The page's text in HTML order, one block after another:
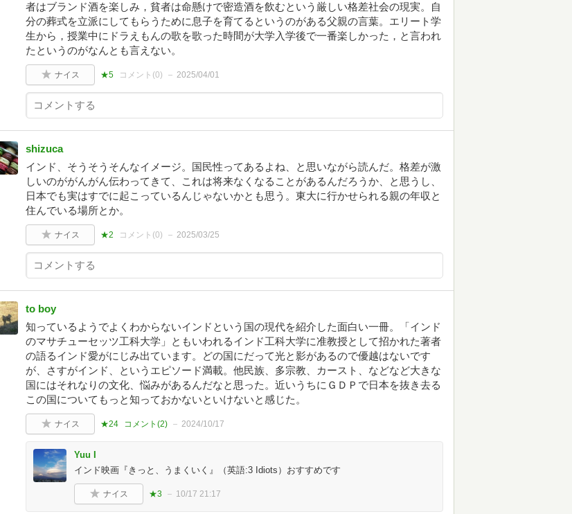
者はブランド酒を楽しみ，貧者は命懸けで密造酒を飲むという厳しい格差社会の現実。自
分の葬式を立派にしてもらうために息子を育てるというのがある父親の言葉。エリート学
生から，授業中にドラえもんの歌を歌った時間が大学入学後で一番楽しかった，と言われ
たというのがなんとも言えない。
ナイス ★5 コメント(0) 2025/04/01
shizuca
インド、そうそうそんなイメージ。国民性ってあるよね、と思いながら読んだ。格差が激
しいのががんがん伝わってきて、これは将来なくなることがあるんだろうか、と思うし、
日本でも実はすでに起こっているんじゃないかとも思う。東大に行かせられる親の年収と
住んでいる場所とか。
ナイス ★2 コメント(0) 2025/03/25
to boy
知っているようでよくわからないインドという国の現代を紹介した面白い一冊。「インド
のマサチューセッツ工科大学」ともいわれるインド工科大学に准教授として招かれた著者
の語るインド愛がにじみ出ています。どの国にだって光と影があるので優越はないです
が、さすがインド、というエピソード満載。他民族、多宗教、カースト、などなど大きな
国にはそれなりの文化、悩みがあるんだなと思った。近いうちにＧＤＰで日本を抜き去る
この国についてもっと知っておかないといけないと感じた。
ナイス ★24 コメント(2) 2024/10/17
Yuu I
インド映画『きっと、うまくいく』（英語:3 Idiots）おすすめです
ナイス ★3 10/17 21:17